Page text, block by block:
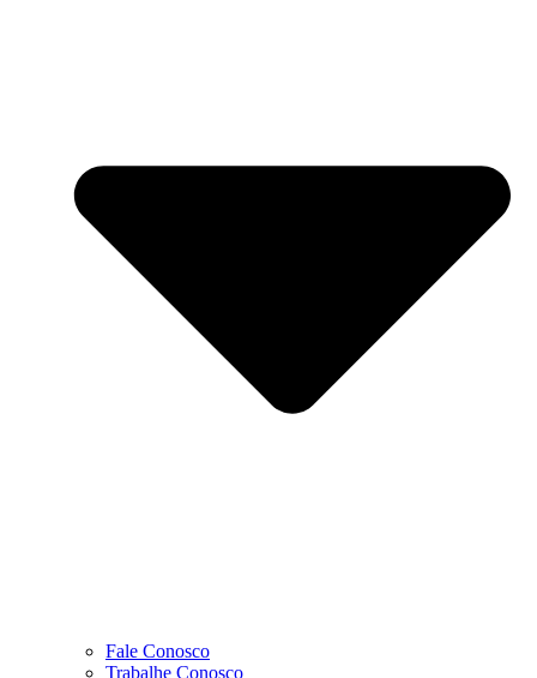
Fale Conosco
Trabalhe Conosco